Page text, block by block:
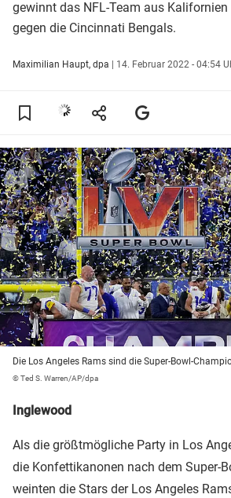
gewinnt das NFL-Team aus Kalifornien
gegen die Cincinnati Bengals.
Maximilian Haupt, dpa | 14. Februar 2022 - 04:54
Die Los Angeles Rams sind die Super-Bowl-
© Ted S. Warren/AP/dpa
Inglewood
Als die größtmögliche Party in Los
die Konfettikanonen nach dem Super-
weinten die Stars der Los Angeles